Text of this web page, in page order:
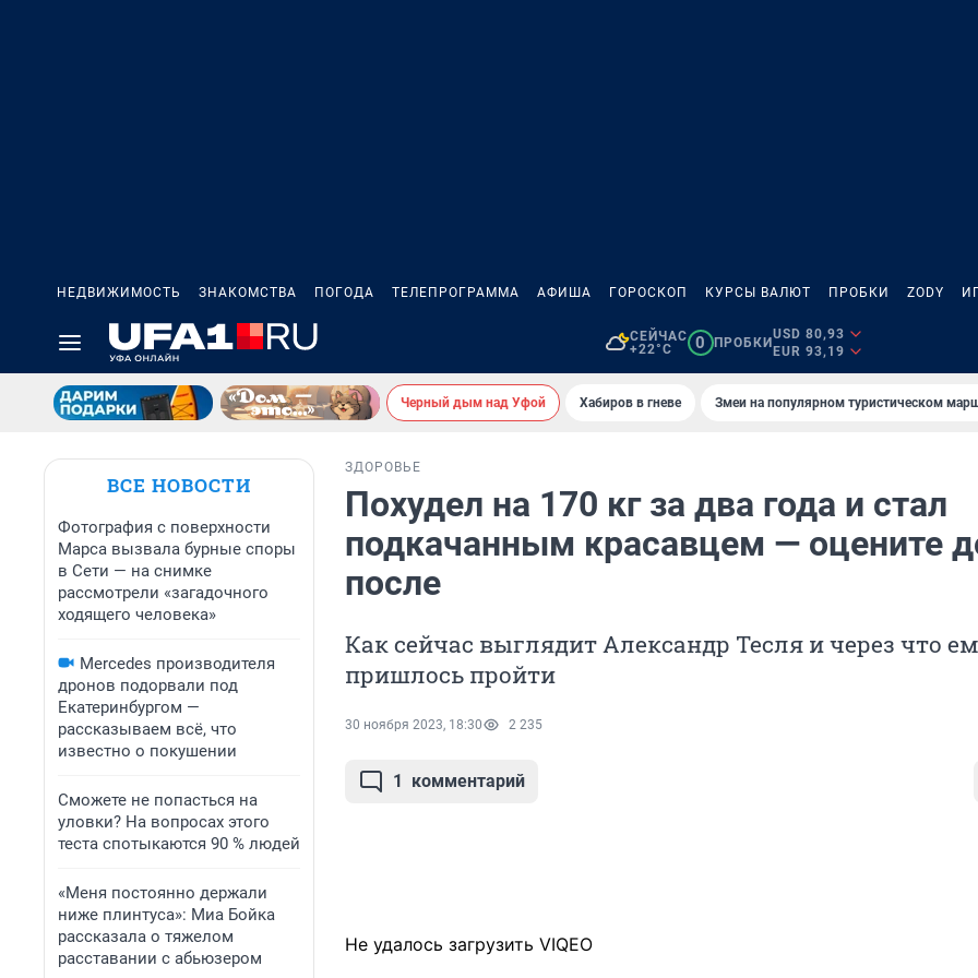
НЕДВИЖИМОСТЬ ЗНАКОМСТВА ПОГОДА ТЕЛЕПРОГРАММА АФИША ГОРОСКОП КУРСЫ ВАЛЮТ ПРОБКИ ZODY
СЕЙЧАС
+22°C
0 ПРОБКИ
USD 80,93
EUR 93,19
Черный дым над Уфой Хабиров в гневе Змеи на популярном туристическом
ВСЕ НОВОСТИ
Фотография с поверхности
Марса вызвала бурные споры
в Сети — на снимке
рассмотрели «загадочного
ходящего человека»
Mercedes производителя
дронов подорвали под
Екатеринбургом —
рассказываем всё, что
известно о покушении
Сможете не попасться на
уловки? На вопросах этого
теста спотыкаются 90 % людей
«Меня постоянно держали
ниже плинтуса»: Миа Бойка
рассказала о тяжелом
расставании с абьюзером
ЗДОРОВЬЕ
Похудел на 170 кг за два года и стал
подкачанным красавцем — оцените
после
Как сейчас выглядит Александр Тесля и через что
пришлось пройти
30 ноября 2023, 18:30 2 235
1 комментарий
Не удалось загрузить VIQEO